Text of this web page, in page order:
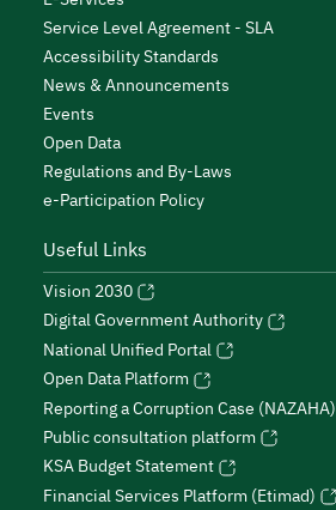
Service Level Agreement - SLA
Accessibility Standards
News & Announcements
Events
Open Data
Regulations and By-Laws
e-Participation Policy
Useful Links
Vision 2030
Digital Government Authority
National Unified Portal
Open Data Platform
Reporting a Corruption Case (NAZAHA)
Public consultation platform
KSA Budget Statement
Financial Services Platform (Etimad)